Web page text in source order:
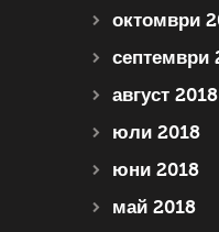
октомври
септември
август 2018
юли 2018
юни 2018
май 2018